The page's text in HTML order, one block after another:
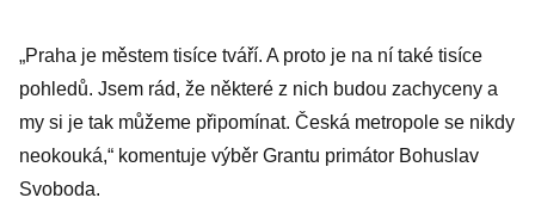
„Praha je městem tisíce tváří. A proto je na ní také tisíce
pohledů. Jsem rád, že některé z nich budou zachyceny a
my si je tak můžeme připomínat. Česká metropole se nikdy
neokouká,“ komentuje výběr Grantu primátor Bohuslav
Svoboda.